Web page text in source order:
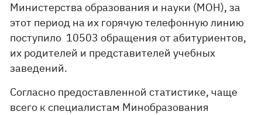
Министерства образования и науки (МОН), за
этот период на их горячую телефонную линию
поступило 10503 обращения от абитуриентов,
их родителей и представителей учебных
заведений.
Согласно предоставленной статистике, чаще
всего к специалистам Минобразования